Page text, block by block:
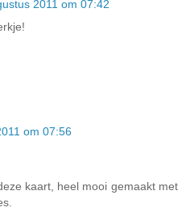
2011 om 07:42
om 07:56
kaart, heel mooi gemaakt met